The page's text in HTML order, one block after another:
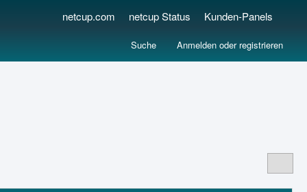
netcup.com netcup Status Kunden-Panels
Anmelden oder registrieren
Suche